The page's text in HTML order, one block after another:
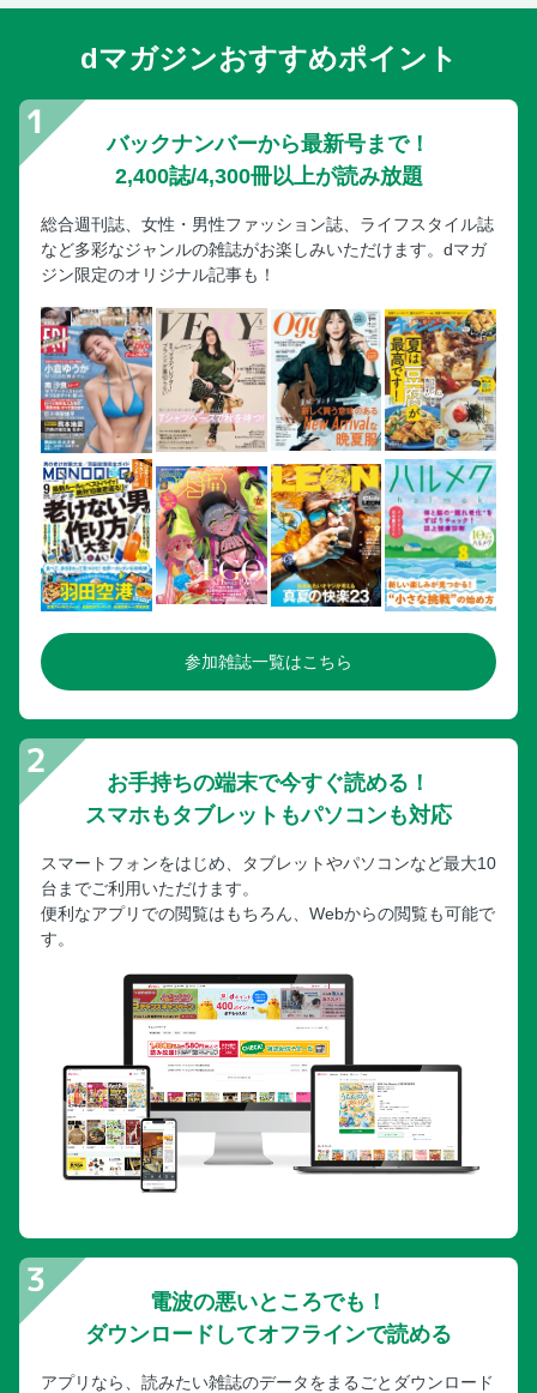
dマガジンおすすめポイント
バックナンバーから最新号まで！
2,400誌/4,300冊以上が読み放題
総合週刊誌、女性・男性ファッション誌、ライフスタイル誌
など多彩なジャンルの雑誌がお楽しみいただけます。dマガ
ジン限定のオリジナル記事も！
参加雑誌一覧はこちら
お手持ちの端末で今すぐ読める！
スマホもタブレットもパソコンも対応
スマートフォンをはじめ、タブレットやパソコンなど最大10
台までご利用いただけます。
便利なアプリでの閲覧はもちろん、Webからの閲覧も可能で
す。
電波の悪いところでも！
ダウンロードしてオフラインで読める
アプリなら、読みたい雑誌のデータをまるごとダウンロード